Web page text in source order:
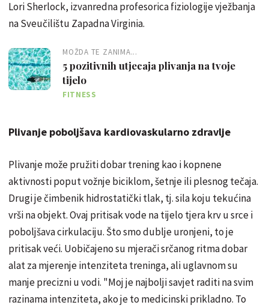
Lori Sherlock, izvanredna profesorica fiziologije vježbanja
na Sveučilištu Zapadna Virginia.
MOŽDA TE ZANIMA...
5 pozitivnih utjecaja plivanja na tvoje
tijelo
FITNESS
Plivanje poboljšava kardiovaskularno zdravlje
Plivanje može pružiti dobar trening kao i kopnene
aktivnosti poput vožnje biciklom, šetnje ili plesnog tečaja.
Drugi je čimbenik hidrostatički tlak, tj. sila koju tekućina
vrši na objekt. Ovaj pritisak vode na tijelo tjera krv u srce i
poboljšava cirkulaciju. Što smo dublje uronjeni, to je
pritisak veći. Uobičajeno su mjerači srčanog ritma dobar
alat za mjerenje intenziteta treninga, ali uglavnom su
manje precizni u vodi. "Moj je najbolji savjet raditi na svim
razinama intenziteta, ako je to medicinski prikladno. To